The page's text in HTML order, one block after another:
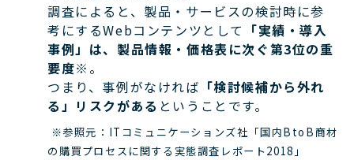
調査によると、製品・サービスの検討時に参
考にするWebコンテンツとして 「実績・導入
事例」は、製品情報・価格表に次ぐ第3位の重
要度※。
つまり、事例がなければ 「検討候補から外れ
る」リスクがある ということです。
※参照元：ITコミュニケーションズ社「国内BtoB商材
の購買プロセスに関する実態調査レポート2018」